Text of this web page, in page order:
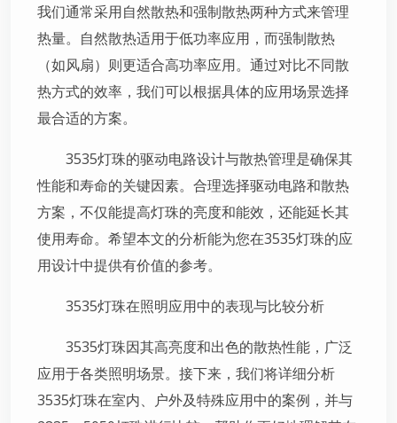
我们通常采用自然散热和强制散热两种方式来管理
热量。自然散热适用于低功率应用，而强制散热
（如风扇）则更适合高功率应用。通过对比不同散
热方式的效率，我们可以根据具体的应用场景选择
最合适的方案。
3535灯珠的驱动电路设计与散热管理是确保其
性能和寿命的关键因素。合理选择驱动电路和散热
方案，不仅能提高灯珠的亮度和能效，还能延长其
使用寿命。希望本文的分析能为您在3535灯珠的应
用设计中提供有价值的参考。
3535灯珠在照明应用中的表现与比较分析
3535灯珠因其高亮度和出色的散热性能，广泛
应用于各类照明场景。接下来，我们将详细分析
3535灯珠在室内、户外及特殊应用中的案例，并与